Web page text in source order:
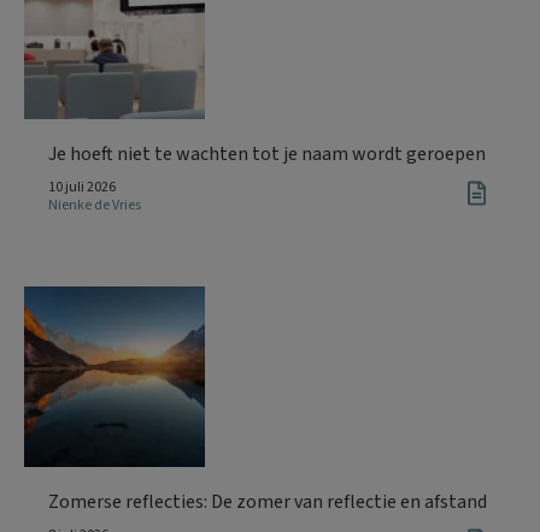
Je hoeft niet te wachten tot je naam wordt geroepen
10 juli 2026
Nienke de Vries
Zomerse reflecties: De zomer van reflectie en afstand